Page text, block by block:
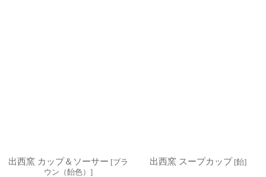
出西窯 カップ＆ソーサー [ブラ
ウン（飴色） ]
出西窯 スープカップ [飴]